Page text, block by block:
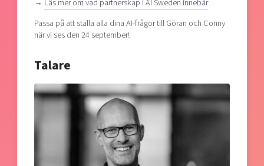
→ Läs mer om vad partnerskap i AI Sweden innebär
Passa på att ställa alla dina AI-frågor till Göran och Conny
när vi ses den 24 september!
Talare